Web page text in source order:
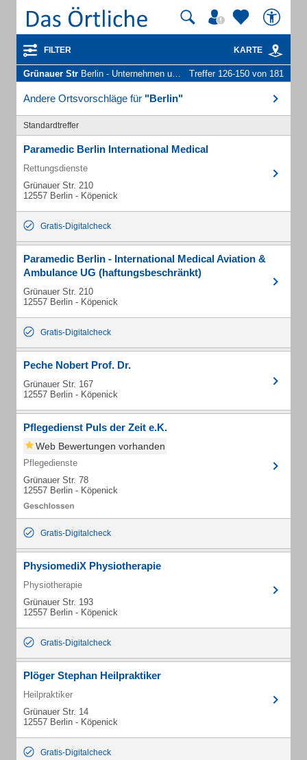
FILTER KARTE
Grünauer Str Berlin - Unternehmen und Personen Treffer 126-150 von 181
Andere Ortsvorschläge für "Berlin"
Standardtreffer
Paramedic Berlin International Medical
Rettungsdienste
Grünauer Str. 210
12557 Berlin - Köpenick
Gratis-Digitalcheck
Paramedic Berlin - International Medical Aviation &
Ambulance UG (haftungsbeschränkt)
Grünauer Str. 210
12557 Berlin - Köpenick
Gratis-Digitalcheck
Peche Nobert Prof. Dr.
Grünauer Str. 167
12557 Berlin - Köpenick
Pflegedienst Puls der Zeit e.K.
Web Bewertungen vorhanden
Pflegedienste
Grünauer Str. 78
12557 Berlin - Köpenick
Gratis-Digitalcheck
PhysiomediX Physiotherapie
Physiotherapie
Grünauer Str. 193
12557 Berlin - Köpenick
Gratis-Digitalcheck
Plöger Stephan Heilpraktiker
Heilpraktiker
Grünauer Str. 14
12557 Berlin - Köpenick
Gratis-Digitalcheck